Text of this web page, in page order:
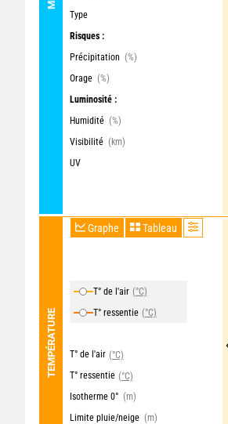
Type
Risques :
Précipitation (%)
Orage (%)
Luminosité :
Humidité (%)
Visibilité (km)
UV
TEMPÉRATURE
Graphe Tableau
T° de l'air (°C)
T° ressentie (°C)
T° de l'air (°C)
T° ressentie (°C)
Isotherme 0° (m)
Limite pluie/neige (m)